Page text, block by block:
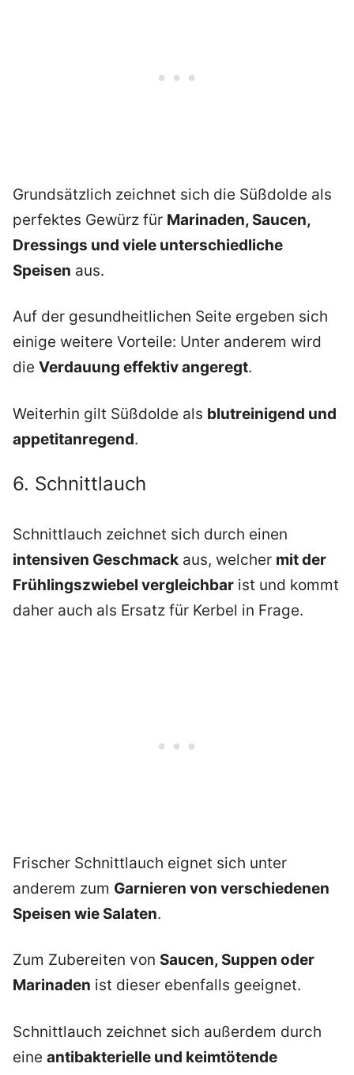
Grundsätzlich zeichnet sich die Süßdolde als
perfektes Gewürz für Marinaden, Saucen,
Dressings und viele unterschiedliche
Speisen aus.
Auf der gesundheitlichen Seite ergeben sich
einige weitere Vorteile: Unter anderem wird
die Verdauung effektiv angeregt.
Weiterhin gilt Süßdolde als blutreinigend und
appetitanregend.
6. Schnittlauch
Schnittlauch zeichnet sich durch einen
intensiven Geschmack aus, welcher mit der
Frühlingszwiebel vergleichbar ist und kommt
daher auch als Ersatz für Kerbel in Frage.
Frischer Schnittlauch eignet sich unter
anderem zum Garnieren von verschiedenen
Speisen wie Salaten.
Zum Zubereiten von Saucen, Suppen oder
Marinaden ist dieser ebenfalls geeignet.
Schnittlauch zeichnet sich außerdem durch
eine antibakterielle und keimtötende